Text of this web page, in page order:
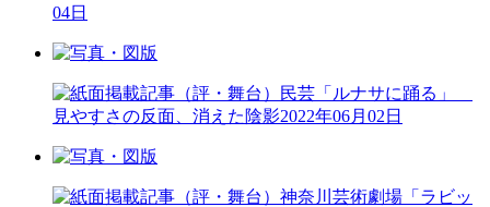
04日
（評・舞台）民芸「ルナサに踊る」
見やすさの反面、消えた陰影2022年06月02日
（評・舞台）神奈川芸術劇場「ラビッ